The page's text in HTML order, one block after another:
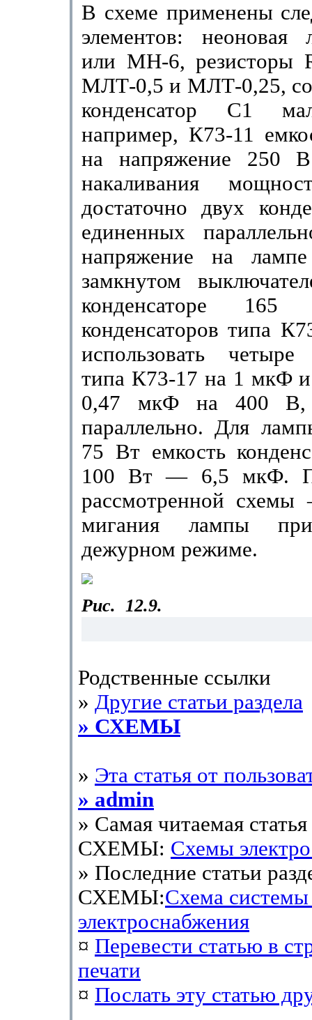
В схеме применены
элементов:
или МН-6, резисторы
МЛТ-0,5 и МЛТ-0,25,
конденсатор С1
например, К73-11
на напряжение 250
накаливания
достаточно двух
единенных
напряжение на
замкнутом
конденсаторе
конденсаторов типа
использовать четыре
типа К73-17 на 1 мкФ
0,47 мкФ на 400 В,
параллельно. Для
75 Вт емкость
100 Вт — 6,5 мкФ.
рассмотренной схемы
мигания лам­пы
дежурном режиме.
Рис. 12.9.
Родственные ссылки
» Другие статьи раздела
» СХЕМЫ
» Эта статья от
» admin
» Самая читаемая статья
СХЕМЫ: Схемы
» Последние статьи
СХЕМЫ:Схема
электроснабжения
¤ Перевести статью в
печати
¤ Послать эту cтатью